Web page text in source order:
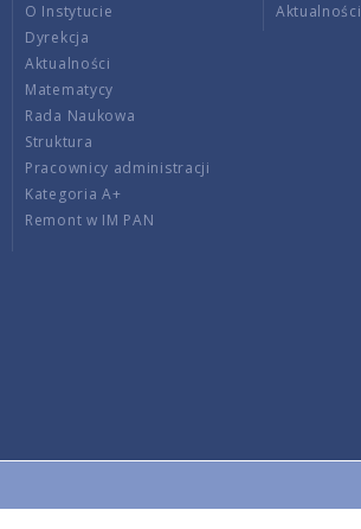
O Instytucie
Dyrekcja
Aktualności
Matematycy
Rada Naukowa
Struktura
Pracownicy administracji
Kategoria A+
Remont w IM PAN
Aktualności